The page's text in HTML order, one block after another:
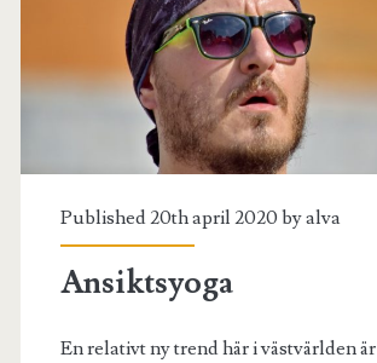
Published 20th april 2020 byalva
Ansiktsyoga
En relativt ny trend här i västvärlden är